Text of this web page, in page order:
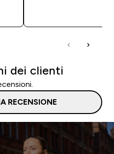
dei clienti
RECENSIONE